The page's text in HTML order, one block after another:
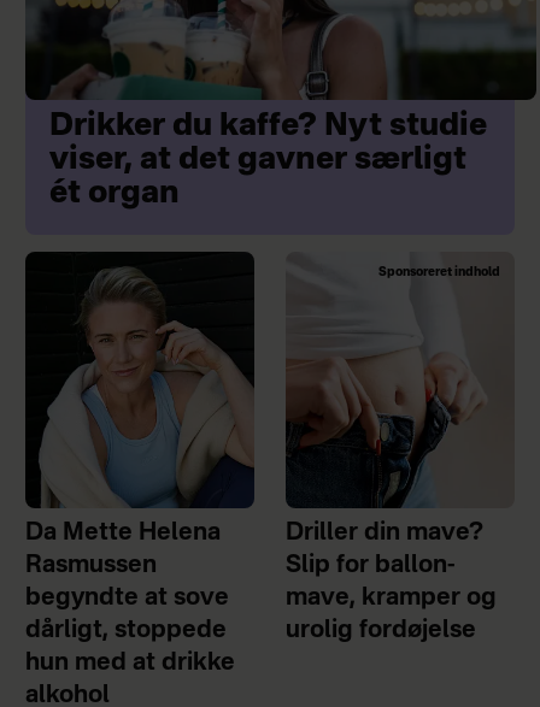
Drikker du kaffe? Nyt studie
viser, at det gavner særligt
ét organ
Da Mette Helena
Rasmussen
begyndte at sove
dårligt, stoppede
hun med at drikke
alkohol
Sponsoreret indhold
Driller din mave?
Slip for ballon-
mave, kramper og
urolig fordøjelse